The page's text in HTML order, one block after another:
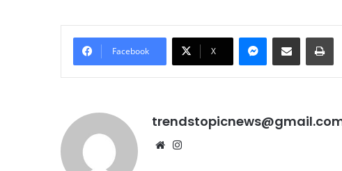
Facebook X
Messenger
Share via Email
Website